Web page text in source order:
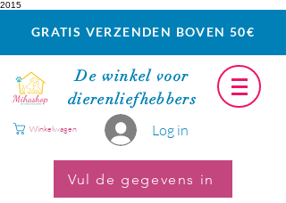
2015
GRATIS VERZENDEN BOVEN 50€
De winkel voor
dierenliefhebbers
Log in
Winkelwagen
Vul de gegevens in